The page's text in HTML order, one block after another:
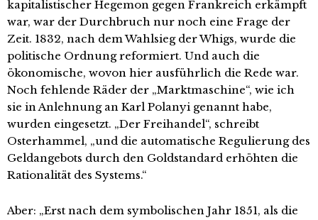
kapitalistischer Hegemon gegen Frankreich erkämpft
war, war der Durchbruch nur noch eine Frage der
Zeit. 1832, nach dem Wahlsieg der Whigs, wurde die
politische Ordnung reformiert. Und auch die
ökonomische, wovon hier ausführlich die Rede war.
Noch fehlende Räder der „Marktmaschine“, wie ich
sie in Anlehnung an Karl Polanyi genannt habe,
wurden eingesetzt. „Der Freihandel“, schreibt
Osterhammel, „und die automatische Regulierung des
Geldangebots durch den Goldstandard erhöhten die
Rationalität des Systems.“
Aber: „Erst nach dem symbolischen Jahr 1851, als die